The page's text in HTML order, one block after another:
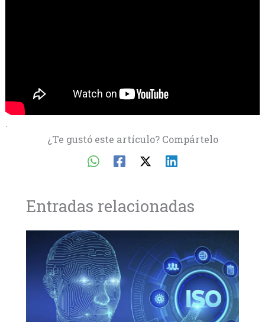
.
¿Te gustó este artículo? Compártelo
Entradas relacionadas